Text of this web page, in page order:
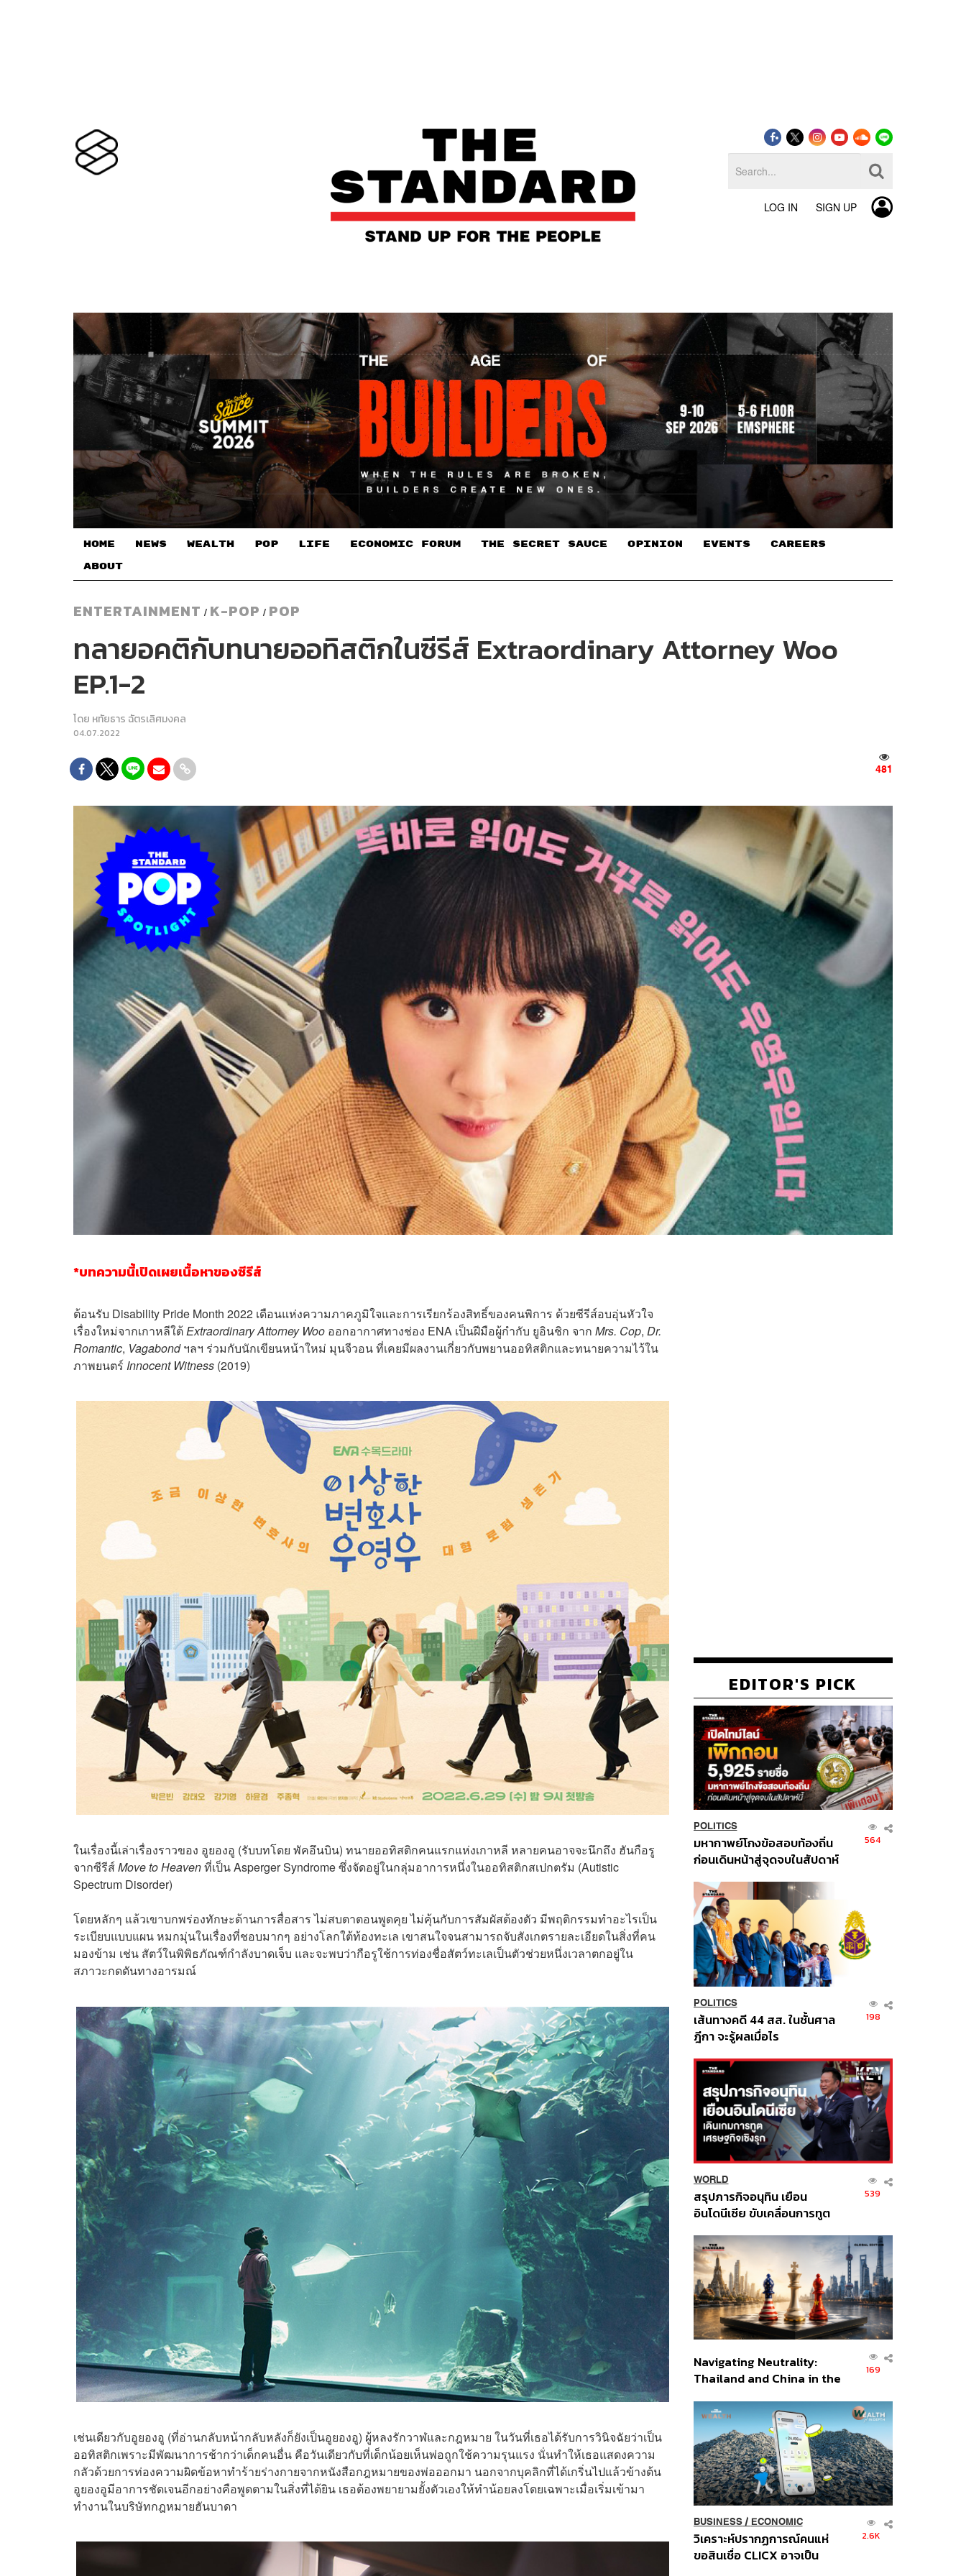
LOG IN SIGN UP
HOME NEWS WEALTH POP LIFE ECONOMIC FORUM THE SECRET SAUCE​ OPINION EVENTS CAREERS
ABOUT
ENTERTAINMENT / K-POP / POP
ทลายอคติกับทนายออทิสติกในซีรีส์ Extraordinary Attorney Woo
EP.1-2
โดย หทัยธาร ฉัตรเลิศมงคล
04.07.2022
481
*บทความนี้เปิดเผยเนื้อหาของซีรีส์
ต้อนรับ Disability Pride Month 2022 เดือนแห่งความภาคภูมิใจและการเรียกร้องสิทธิ์ของคนพิการ ด้วยซีรีส์อบอุ่นหัวใจ
เรื่องใหม่จากเกาหลีใต้Extraordinary Attorney Woo ออกอากาศทางช่อง ENA เป็นฝีมือผู้กำกับ ยูอินชิก จาก Mrs. Cop, Dr.
Romantic, Vagabondฯลฯ ร่วมกับนักเขียนหน้าใหม่ มุนจีวอน ที่เคยมีผลงานเกี่ยวกับพยานออทิสติกและทนายความไว้ใน
ภาพยนตร์ Innocent Witness (2019)
ในเรื่องนี้เล่าเรื่องราวของ อูยองอู (รับบทโดย พัคอึนบิน) ทนายออทิสติกคนแรกแห่งเกาหลี หลายคนอาจจะนึกถึง ฮันกือรู
จากซีรีส์Move to Heavenที่เป็น Asperger Syndrome ซึ่งจัดอยู่ในกลุ่มอาการหนึ่งในออทิสติกสเปกตรัม (Autistic
Spectrum Disorder)
โดยหลักๆ แล้วเขาบกพร่องทักษะด้านการสื่อสาร ไม่สบตาตอนพูดคุย ไม่คุ้นกับการสัมผัสต้องตัว มีพฤติกรรมทำอะไรเป็น
ระเบียบแบบแผน หมกมุ่นในเรื่องที่ชอบมากๆ อย่างโลกใต้ท้องทะเล เขาสนใจจนสามารถจับสังเกตรายละเอียดในสิ่งที่คน
มองข้าม เช่น สัตว์ในพิพิธภัณฑ์กำลังบาดเจ็บ และจะพบว่ากือรูใช้การท่องชื่อสัตว์ทะเลเป็นตัวช่วยหนึ่งเวลาตกอยู่ใน
สภาวะกดดันทางอารมณ์
เช่นเดียวกับอูยองอู (ที่อ่านกลับหน้ากลับหลังก็ยังเป็นอูยองอู) ผู้หลงรักวาฬและกฎหมาย ในวันที่เธอได้รับการวินิจฉัยว่าเป็น
ออทิสติกเพราะมีพัฒนาการช้ากว่าเด็กคนอื่น คือวันเดียวกับที่เด็กน้อยเห็นพ่อถูกใช้ความรุนแรง นั่นทำให้เธอแสดงความ
กลัวด้วยการท่องความผิดข้อหาทำร้ายร่างกายจากหนังสือกฎหมายของพ่อออกมา นอกจากบุคลิกที่ได้เกริ่นไปแล้วข้างต้น
อูยองอูมีอาการชัดเจนอีกอย่างคือพูดตามในสิ่งที่ได้ยิน เธอต้องพยายามยั้งตัวเองให้ทำน้อยลงโดยเฉพาะเมื่อเริ่มเข้ามา
ทำงานในบริษัทกฎหมายฮันบาดา
EDITOR'S PICK
POLITICS
มหากาพย์โกงข้อสอบท้องถิ่น
ก่อนเดินหน้าสู่จุดจบในสัปดาห์
564
POLITICS
เส้นทางคดี 44 สส. ในชั้นศาล
ฎีกา จะรู้ผลเมื่อไร
198
WORLD
สรุปภารกิจอนุทิน เยือน
อินโดนีเซีย ขับเคลื่อนการทูต
ส่วนยุทธศาสตร์ไทย –
อินโดนีเซีย
539
Navigating Neutrality:
Thailand and China in the
Order
169
BUSINESS/ ECONOMIC
วิเคราะห์ปรากฏการณ์คนแห่
ขอสินเชื่อ CLICX อาจเป็น
2.6K